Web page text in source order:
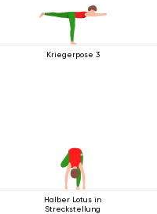
Kriegerpose 3
Halber Lotus in
Streckstellung